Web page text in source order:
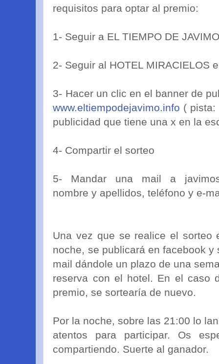
requisitos para optar al premio:
1- Seguir a EL TIEMPO DE
2- Seguir al HOTEL MIRACIELOS
3- Hacer un clic en el banner de
www.eltiempodejavimo.info ( pista:
publicidad que tiene una x en la
4- Compartir el sorteo
5- Mandar una mail a
nombre y apellidos, teléfono y e-
Una vez que se realice el sorteo
noche, se publicará en facebook
mail dándole un plazo de una
reserva con el hotel. En el caso
premio, se sortearía de nuevo.
Por la noche, sobre las 21:00 lo
atentos para participar. Os
compartiendo. Suerte al ganador.